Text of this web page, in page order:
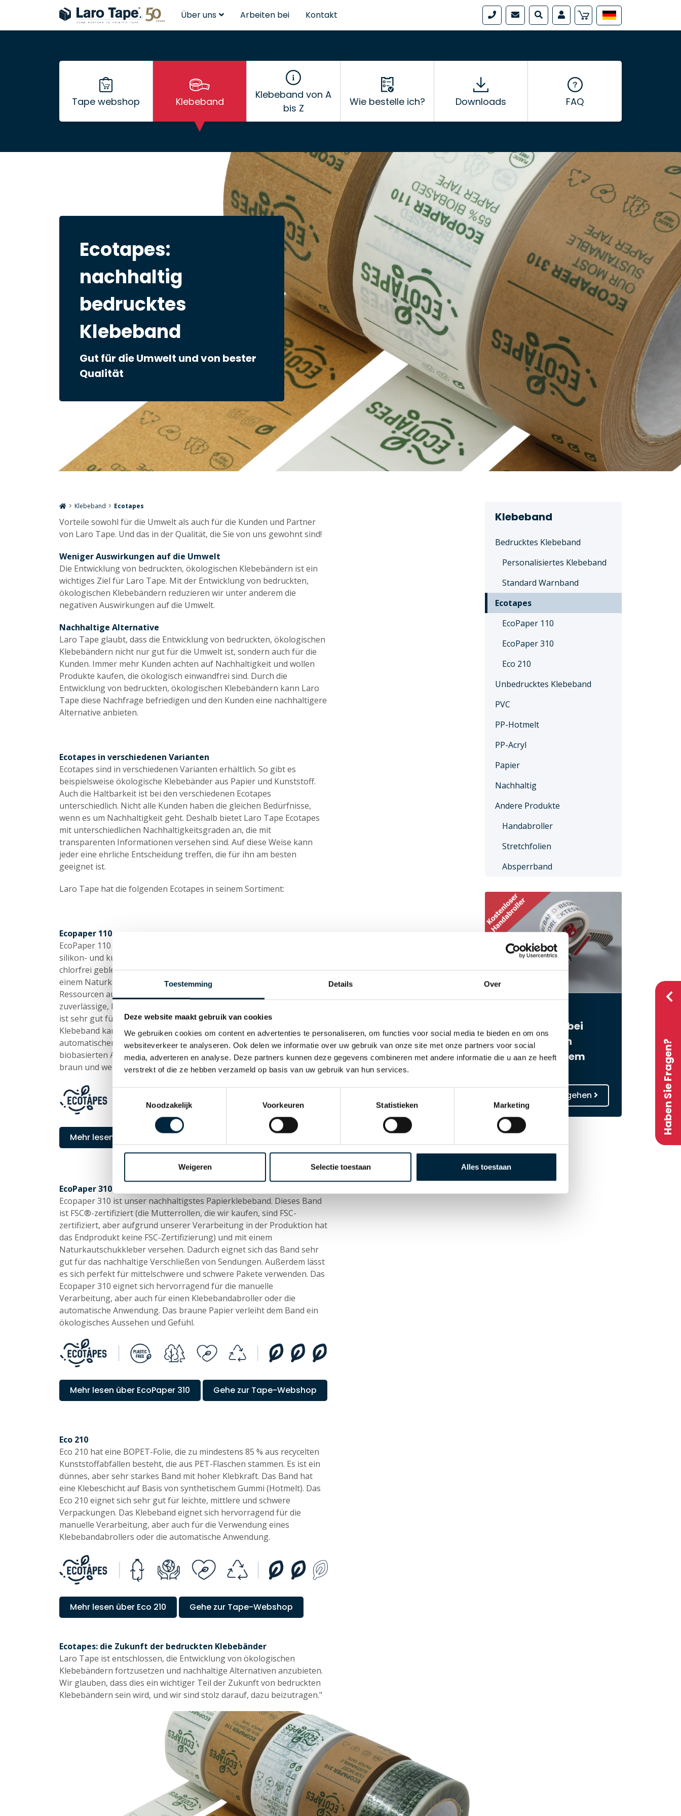
Toestemming Details Over
Deze website maakt gebruik van cookies
We gebruiken cookies om content en advertenties te personaliseren, om functies voor social media te bieden en om ons
websiteverkeer te analyseren. Ook delen we informatie over uw gebruik van onze site met onze partners voor social
media, adverteren en analyse. Deze partners kunnen deze gegevens combineren met andere informatie die u aan ze heeft
verstrekt of die ze hebben verzameld op basis van uw gebruik van hun services.
Noodzakelijk
Voorkeuren Statistieken Marketing
Weigeren Selectie toestaan Alles toestaan
Haben Sie Fragen?
Über uns Arbeiten bei Kontakt
Tape webshop Klebeband
Klebeband von A
bis Z
Wie bestelle ich? Downloads FAQ
Ecotapes:
nachhaltig
bedrucktes
Klebeband
Gut für die Umwelt und von bester
Qualität
Klebeband Ecotapes
Vorteile sowohl für die Umwelt als auch für die Kunden und Partner
von Laro Tape. Und das in der Qualität, die Sie von uns gewohnt sind!
Weniger Auswirkungen auf die Umwelt
Die Entwicklung von bedruckten, ökologischen Klebebändern ist ein
wichtiges Ziel für Laro Tape. Mit der Entwicklung von bedruckten,
ökologischen Klebebändern reduzieren wir unter anderem die
negativen Auswirkungen auf die Umwelt.
Nachhaltige Alternative
Laro Tape glaubt, dass die Entwicklung von bedruckten, ökologischen
Klebebändern nicht nur gut für die Umwelt ist, sondern auch für die
Kunden. Immer mehr Kunden achten auf Nachhaltigkeit und wollen
Produkte kaufen, die ökologisch einwandfrei sind. Durch die
Entwicklung von bedruckten, ökologischen Klebebändern kann Laro
Tape diese Nachfrage befriedigen und den Kunden eine nachhaltigere
Alternative anbieten.
Ecotapes in verschiedenen Varianten
Ecotapes sind in verschiedenen Varianten erhältlich. So gibt es
beispielsweise ökologische Klebebänder aus Papier und Kunststoff.
Auch die Haltbarkeit ist bei den verschiedenen Ecotapes
unterschiedlich. Nicht alle Kunden haben die gleichen Bedürfnisse,
wenn es um Nachhaltigkeit geht. Deshalb bietet Laro Tape Ecotapes
mit unterschiedlichen Nachhaltigkeitsgraden an, die mit
transparenten Informationen versehen sind. Auf diese Weise kann
jeder eine ehrliche Entscheidung treffen, die für ihn am besten
geeignet ist.
Laro Tape hat die folgenden Ecotapes in seinem Sortiment:
Ecopaper 110
EcoPaper 110 ist ein selbstklebendes Papierklebeband, das aus einem
silikon- und kunststofffreien Papierträger (60 g/m2) besteht, der aus
chlorfrei gebleichtem Zellstoff (ECF) hergestellt wird. Das Band ist mit
einem Naturkautschuk-Klebstoff aus überwiegend erneuerbaren
Ressourcen ausgestattet. Dieses Papierklebeband bietet eine
zuverlässige, langlebige und kunststofffreie Klebebandalternative und
ist sehr gut für leichte und mittelschwere Pakete geeignet. Das
Klebeband kann von Hand, mit einem Klebebandabroller oder in einer
automatischen Anwendung verarbeitet werden. Dieses Band hat einen
biobasierten Anteil von ca. 65%. Dieses Klebeband ist in den Farben
braun und weiß erhältlich.
Mehr lesen über EcoPaper 110 Gehe zur Tape-Webshop
EcoPaper 310
Ecopaper 310 ist unser nachhaltigstes Papierklebeband. Dieses Band
ist FSC®-zertifiziert (die Mutterrollen, die wir kaufen, sind FSC-
zertifiziert, aber aufgrund unserer Verarbeitung in der Produktion hat
das Endprodukt keine FSC-Zertifizierung) und mit einem
Naturkautschukkleber versehen. Dadurch eignet sich das Band sehr
gut für das nachhaltige Verschließen von Sendungen. Außerdem lässt
es sich perfekt für mittelschwere und schwere Pakete verwenden. Das
Ecopaper 310 eignet sich hervorragend für die manuelle
Verarbeitung, aber auch für einen Klebebandabroller oder die
automatische Anwendung. Das braune Papier verleiht dem Band ein
ökologisches Aussehen und Gefühl.
Mehr lesen über EcoPaper 310 Gehe zur Tape-Webshop
Eco 210
Eco 210 hat eine BOPET-Folie, die zu mindestens 85 % aus recycelten
Kunststoffabfällen besteht, die aus PET-Flaschen stammen. Es ist ein
dünnes, aber sehr starkes Band mit hoher Klebkraft. Das Band hat
eine Klebeschicht auf Basis von synthetischem Gummi (Hotmelt). Das
Eco 210 eignet sich sehr gut für leichte, mittlere und schwere
Verpackungen. Das Klebeband eignet sich hervorragend für die
manuelle Verarbeitung, aber auch für die Verwendung eines
Klebebandabrollers oder die automatische Anwendung.
Mehr lesen über Eco 210 Gehe zur Tape-Webshop
Ecotapes: die Zukunft der bedruckten Klebebänder
Laro Tape ist entschlossen, die Entwicklung von ökologischen
Klebebändern fortzusetzen und nachhaltige Alternativen anzubieten.
Wir glauben, dass dies ein wichtiger Teil der Zukunft von bedruckten
Klebebändern sein wird, und wir sind stolz darauf, dazu beizutragen."
Klebeband
Bedrucktes Klebeband
Personalisiertes Klebeband
Standard Warnband
Ecotapes
EcoPaper 110
EcoPaper 310
Eco 210
Unbedrucktes Klebeband
PVC
PP-Hotmelt
PP-Acryl
Papier
Nachhaltig
Andere Produkte
Handabroller
Stretchfolien
Absperrband
Handabroller bei
Bestellung von
personalisiertem
Zur Bestellung gehen